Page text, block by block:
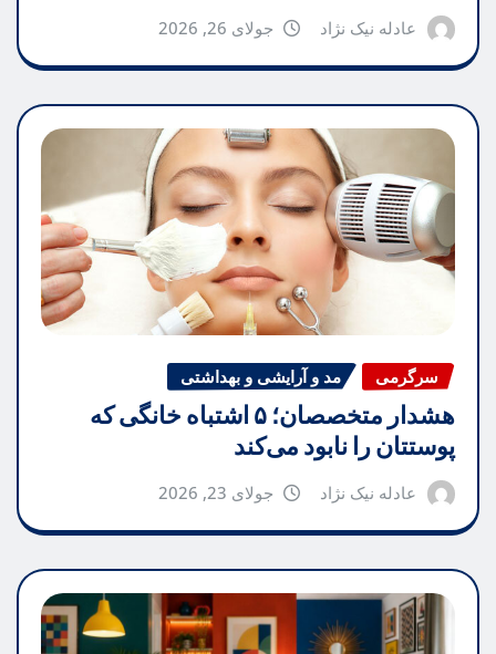
عادله نیک نژاد جولای 26, 2026
سرگرمی مد و آرایشی و بهداشتی
هشدار متخصصان؛ ۵ اشتباه خانگی که
پوستتان را نابود می‌کند
عادله نیک نژاد جولای 23, 2026